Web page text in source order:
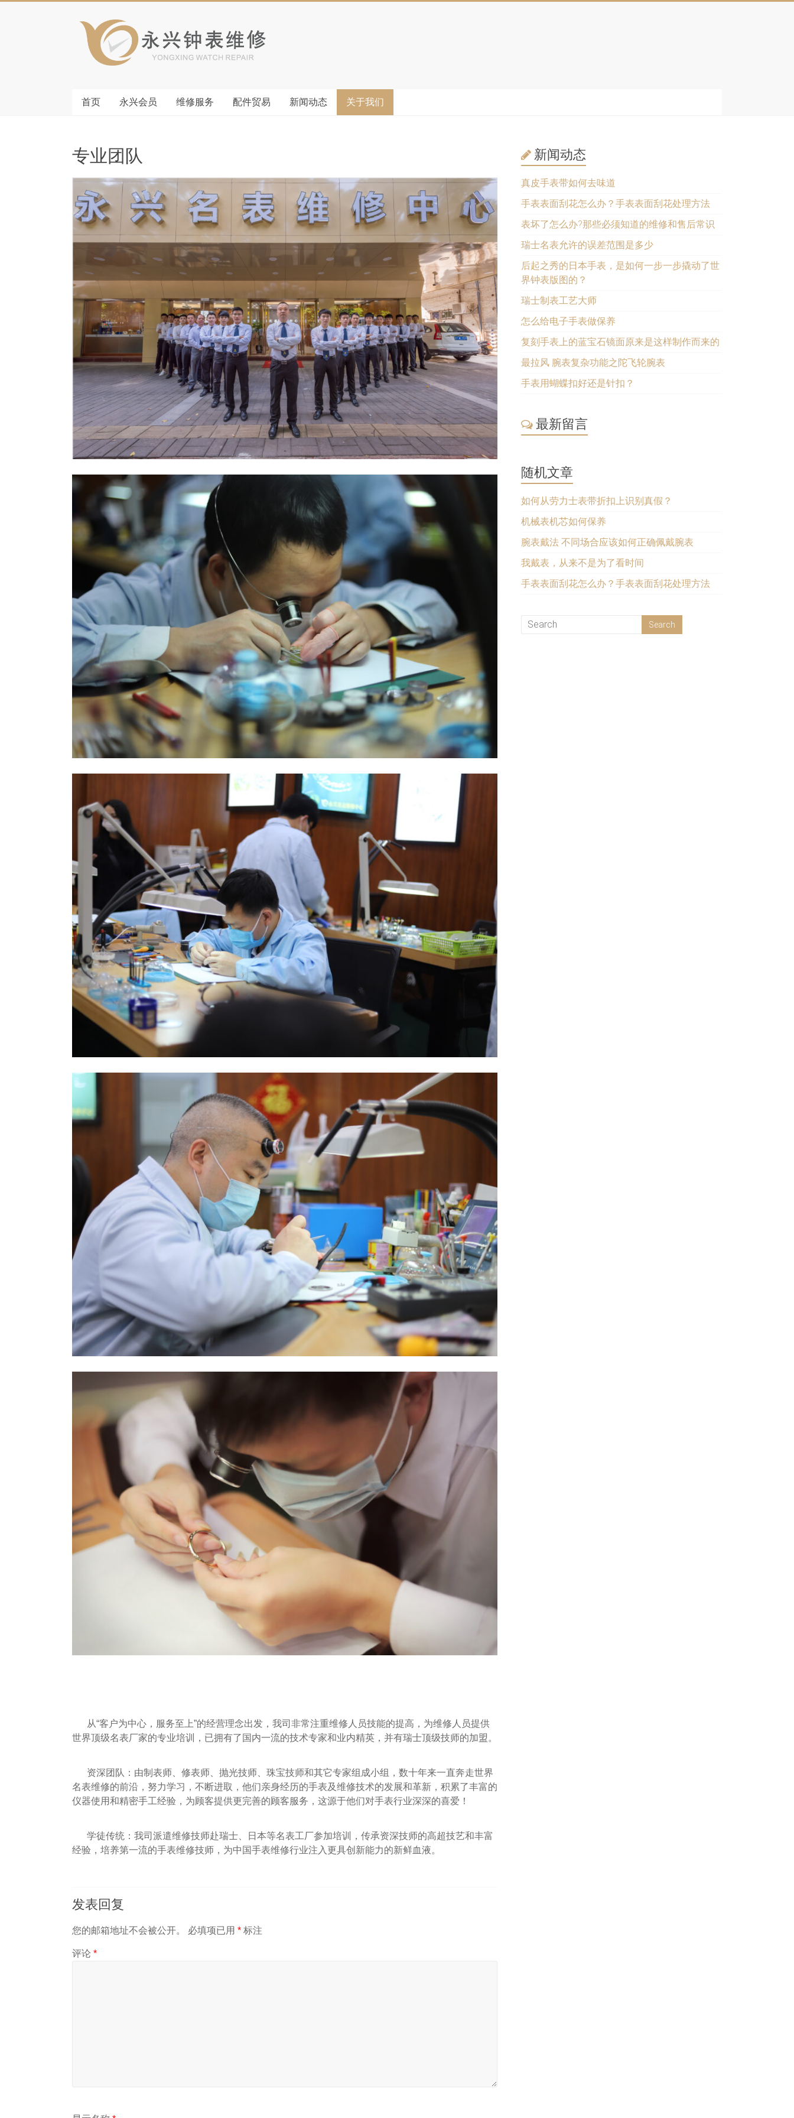
首页 永兴会员 维修服务 配件贸易 新闻动态 关于我们
专业团队
从“客户为中心，服务至上”的经营理念出发，我司非常注重维修人员技能的提高，为维修人员提供
世界顶级名表厂家的专业培训，已拥有了国内一流的技术专家和业内精英，并有瑞士顶级技师的加盟。
资深团队：由制表师、修表师、抛光技师、珠宝技师和其它专家组成小组，数十年来一直奔走世界
名表维修的前沿，努力学习，不断进取，他们亲身经历的手表及维修技术的发展和革新，积累了丰富的
仪器使用和精密手工经验，为顾客提供更完善的顾客服务，这源于他们对手表行业深深的喜爱！
学徒传统：我司派遣维修技师赴瑞士、日本等名表工厂参加培训，传承资深技师的高超技艺和丰富
经验，培养第一流的手表维修技师，为中国手表维修行业注入更具创新能力的新鲜血液。
发表回复
您的邮箱地址不会被公开。 必填项已用 * 标注
评论 *
新闻动态
真皮手表带如何去味道
手表表面刮花怎么办？手表表面刮花处理方法
表坏了怎么办?那些必须知道的维修和售后常识
瑞士名表允许的误差范围是多少
后起之秀的日本手表，是如何一步一步撬动了世
界钟表版图的？
瑞士制表工艺大师
怎么给电子手表做保养
复刻手表上的蓝宝石镜面原来是这样制作而来的
最拉风 腕表复杂功能之陀飞轮腕表
手表用蝴蝶扣好还是针扣？
最新留言
随机文章
如何从劳力士表带折扣上识别真假？
机械表机芯如何保养
腕表戴法 不同场合应该如何正确佩戴腕表
我戴表，从来不是为了看时间
手表表面刮花怎么办？手表表面刮花处理方法